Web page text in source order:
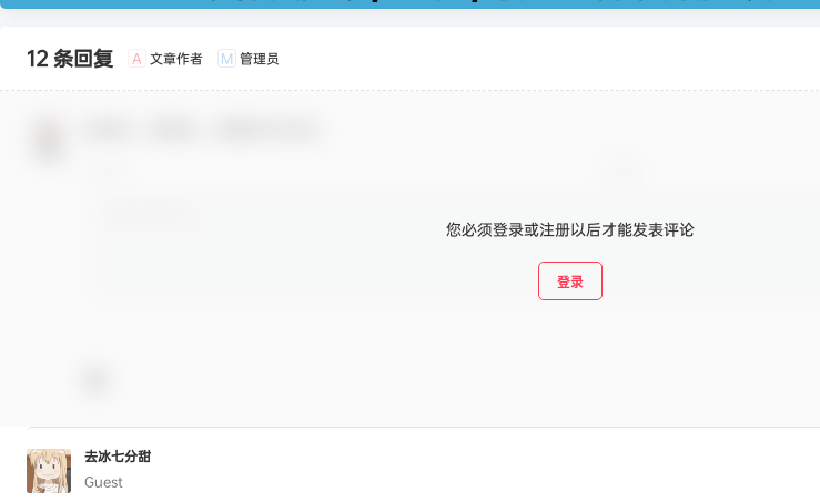
12 条回复 A 文章作者 M 管理员
您必须登录或注册以后才能发表评论
登录
去冰七分甜
Guest